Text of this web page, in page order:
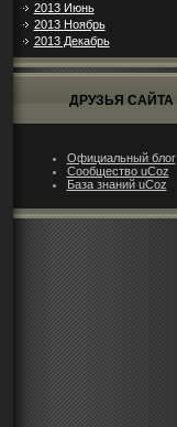
2013 Июнь
2013 Ноябрь
2013 Декабрь
ДРУЗЬЯ САЙТА
Официальный блог
Сообщество uCoz
База знаний uCoz